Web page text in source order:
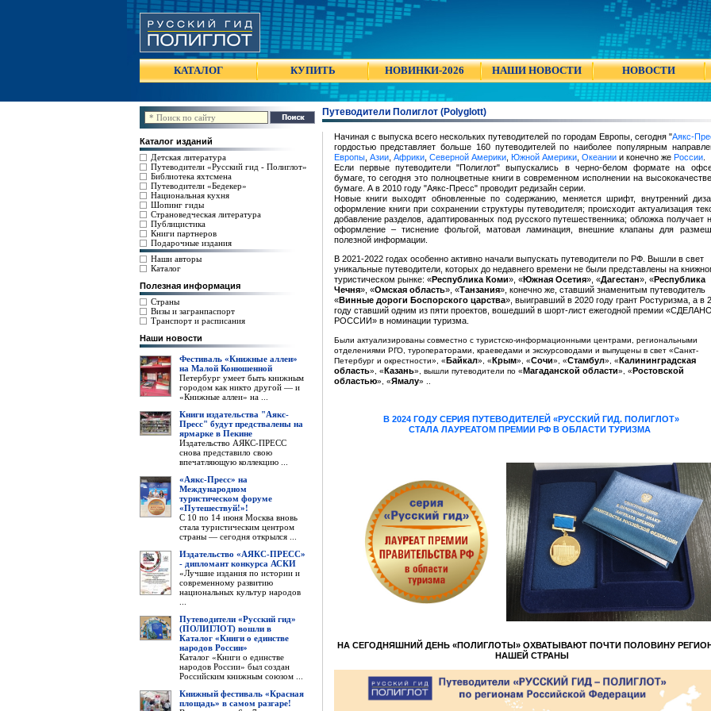
КАТАЛОГ КУПИТЬ НОВИНКИ-2026 НАШИ НОВОСТИ НОВОСТИ
Каталог изданий
Детская литература
Путеводители «Русский гид - Полиглот»
Библиотека яхтсмена
Путеводители «Бедекер»
Национальная кухня
Шопинг гиды
Страноведческая литература
Публицистика
Книги партнеров
Подарочные издания
Наши авторы
Каталог
Полезная информация
Страны
Визы и загранпаспорт
Транспорт и расписания
Наши новости
Фестиваль «Книжные аллеи»
на Малой Конюшенной
Петербург умеет быть книжным
городом как никто другой — и
«Книжные аллеи» на ...
Книги издательства "Аякс-
Пресс" будут предствалены на
ярмарке в Пекине
Издательство АЯКС-ПРЕСС
снова представило свою
впечатляющую коллекцию ...
«Аякс-Пресс» на
Международном
туристическом форуме
«Путешествуй!»!
С 10 по 14 июня Москва вновь
стала туристическим центром
страны — сегодня открылся ...
Издательство «АЯКС-ПРЕСС»
- дипломант конкурса АСКИ
«Лучшие издания по истории и
современному развитию
национальных культур народов
Путеводители «Русский гид»
(ПОЛИГЛОТ) вошли в
Каталог «Книги о единстве
народов России»
Каталог «Книги о единстве
народов России» был создан
Российским книжным союзом ...
Книжный фестиваль «Красная
площадь» в самом разгаре!
Путеводители Полиглот (Polyglott)
Начиная с выпуска всего нескольких путеводителей по городам Европы, сегодня "Аякс-
гордостью представляет больше 160 путеводителей по наиболее популярным
Европы, Азии, Африки, Северной Америки, Южной Америки, Океаниии конечно же России.
Если первые путеводители "Полиглот" выпускались в черно-белом формате на
бумаге, то сегодня это полноцветные книги в современном исполнении на
бумаге. А в 2010 году "Аякс-Пресс" проводит редизайн серии.
Новые книги выходят обновленные по содержанию, меняется шрифт, внутренний
оформление книги при сохранении структуры путеводителя; происходит актуализация
добавление разделов, адаптированных под русского путешественника; обложка получает
оформление – тиснение фольгой, матовая ламинация, внешние клапаны для
полезной информации.
В 2021-2022 годах особенно активно начали выпускать путеводители по РФ. Вышли в свет
уникальные путеводители, которых до недавнего времени не были представлены на
туристическом рынке: «Республика Коми», «Южная Осетия», «Дагестан», «Республика
Чечня», «Омская область», «Танзания», конечно же, ставший знаменитым путеводитель
«Винные дороги Боспорского царства», выигравший в 2020 году грант Ростуризма, а в
году ставший одним из пяти проектов, вошедший в шорт-лист ежегодной премии
РОССИИ» в номинации туризма.
Были актуализированы совместно с туристско-информационными центрами, региональными
отделениями РГО, туроператорами, краеведами и экскурсоводами и выпущены в свет «Санкт-
Петербург и окрестности», «Байкал», «Крым», «Сочи», «Стамбул», «Калининградская
область», «Казань», вышли путеводители по «Магаданской области», «Ростовской
областью», «Ямалу» ..
В2024 ГОДУСЕРИЯ ПУТЕВОДИТЕЛЕЙ «РУССКИЙ ГИД. ПОЛИГЛОТ»
СТАЛА ЛАУРЕАТОМ ПРЕМИИ РФ В ОБЛАСТИ ТУРИЗМА
НА СЕГОДНЯШНИЙ ДЕНЬ «ПОЛИГЛОТЫ» ОХВАТЫВАЮТ ПОЧТИ ПОЛОВИНУ
НАШЕЙ СТРАНЫ